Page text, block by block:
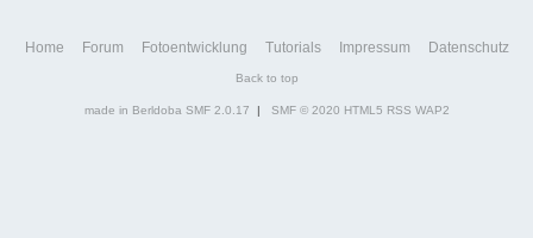
Home Forum Fotoentwicklung Tutorials Impressum Datenschutz
Back to top
made in Berldoba SMF 2.0.17 | SMF © 2020 HTML5 RSS WAP2